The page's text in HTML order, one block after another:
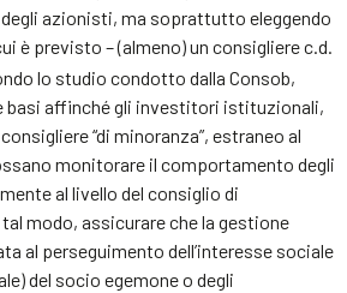
degli azionisti, ma soprattutto eleggendo
è previsto – (almeno) un consigliere c.d.
lo studio condotto dalla Consob,
basi affinché gli investitori istituzionali,
“di minoranza”, estraneo al
monitorare il comportamento degli
al livello del consiglio di
modo, assicurare che la gestione
al perseguimento dell’interesse sociale
del socio egemone o degli